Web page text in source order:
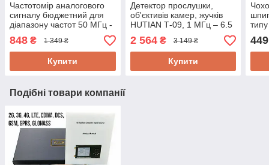
Частотомір аналогового
сигналу бюджетний для
діапазону частот 50 МГц -
2.4 ГГц з LCD екраном
GOOIT GY-560
848 ₴ 1 349 ₴
Купити
Детектор прослушки,
об'єктивів камер, жучків
HUTIAN Т-09, 1 МГц – 6.5
ГГц, WiFi, у вигляді ручки
2 564₴ 3 149 ₴
Купити
для
449
Подібні товари компанії